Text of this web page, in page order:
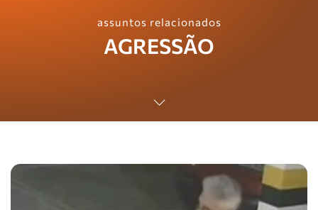
assuntos relacionados
AGRESSÃO